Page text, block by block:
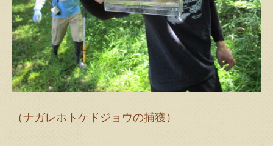
（ナガレホトケドジョウの捕獲）